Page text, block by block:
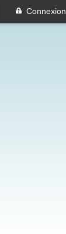
Connexion